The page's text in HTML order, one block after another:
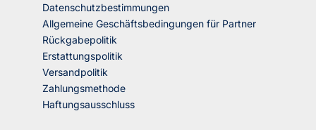
Datenschutzbestimmungen
Allgemeine Geschäftsbedingungen für Partner
Rückgabepolitik
Erstattungspolitik
Versandpolitik
Zahlungsmethode
Haftungsausschluss